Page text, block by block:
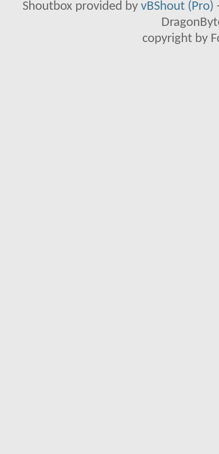
Shoutbox provided by vBShout (Pro)
copyright by